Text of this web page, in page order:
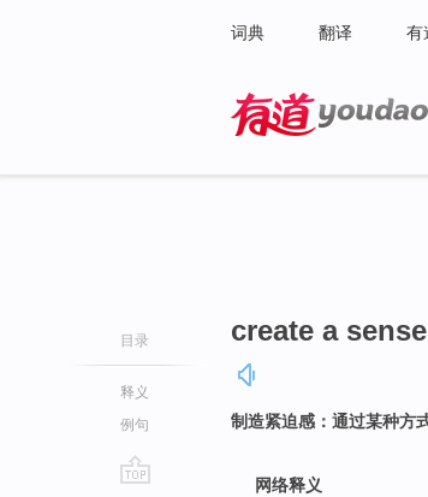
词典 翻译 有
目录
释义
例句
create a
制造紧迫感：通过某种方
网络释义